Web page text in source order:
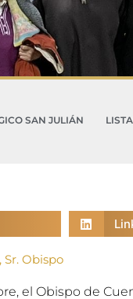
SAN JULIÁN
, Sr. Obispo
el Obispo de